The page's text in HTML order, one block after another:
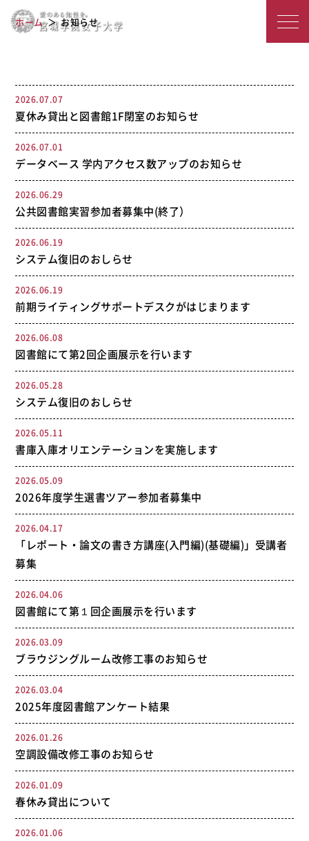
女
子
大
学
お知らせ
ホーム お知らせ
2026.07.07
夏休み貸出と図書館1F閉室のお知らせ
2026.07.01
データベース 学内アクセス数アップのお知らせ
2026.06.29
公共図書館実習参加者募集中(終了）
2026.06.19
システム復旧のおしらせ
2026.06.19
前期ライティングサポートデスクがはじまります
2026.06.08
図書館にて第2回企画展示を行います
2026.05.28
システム復旧のおしらせ
2026.05.11
書庫入庫オリエンテーションを実施します
2026.05.09
2026年度学生選書ツアー参加者募集中
2026.04.17
「レポート・論文の書き方講座(入門編)(基礎編)」受講者
募集
2026.04.06
図書館にて第１回企画展示を行います
2026.03.09
ブラウジングルーム改修工事のお知らせ
2026.03.04
2025年度図書館アンケート結果
2026.01.26
空調設備改修工事のお知らせ
2026.01.09
春休み貸出について
2026.01.06